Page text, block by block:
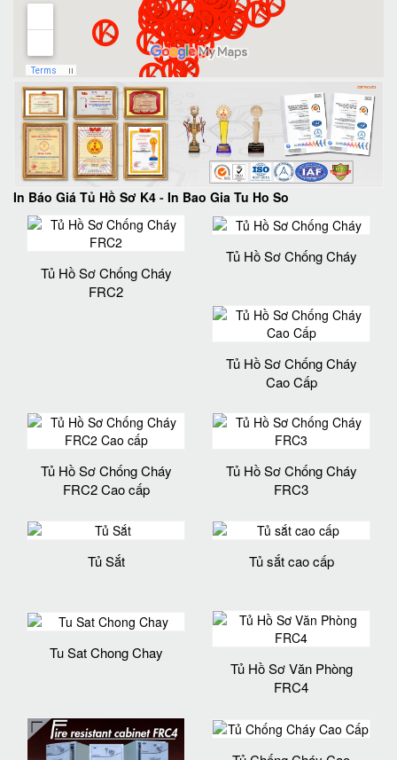
In Báo Giá Tủ Hồ Sơ K4 - In Bao Gia Tu Ho So
Tủ Hồ Sơ Chống Cháy
FRC2
Tủ Hồ Sơ Chống Cháy
Tủ Hồ Sơ Chống Cháy
Cao Cấp
Tủ Hồ Sơ Chống Cháy
FRC2 Cao cấp
Tủ Hồ Sơ Chống Cháy
FRC3
Tủ Sắt Tủ sắt cao cấp
Tu Sat Chong Chay
Tủ Hồ Sơ Văn Phòng
FRC4